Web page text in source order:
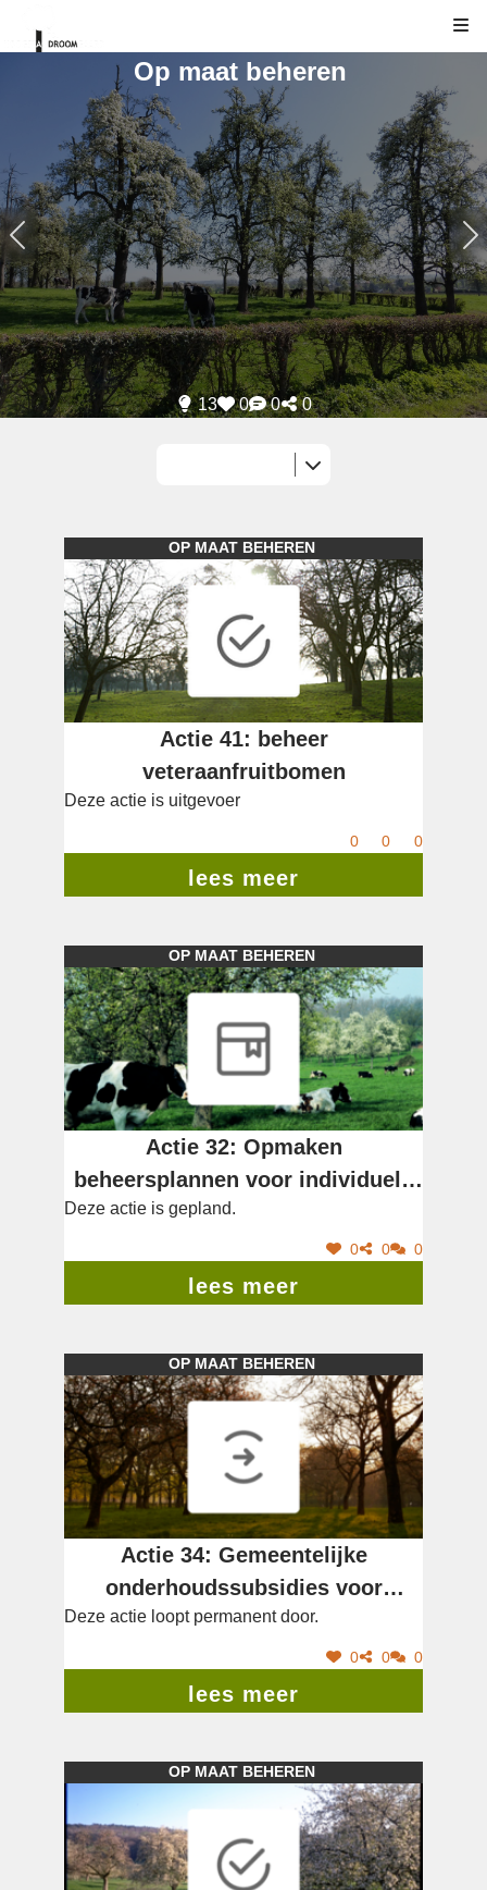
Op maat beheren
13 0 0 0
OP MAAT BEHEREN
Actie 41: beheer
veteraanfruitbomen
Deze actie is uitgevoer
0 0 0
lees meer
OP MAAT BEHEREN
Actie 32: Opmaken
beheersplannen voor individuele
hoogstamboomgaarden
Deze actie is gepland.
0 0 0
lees meer
OP MAAT BEHEREN
Actie 34: Gemeentelijke
onderhoudssubsidies voor
hoogstamboomgaarden
Deze actie loopt permanent door.
0 0 0
lees meer
OP MAAT BEHEREN